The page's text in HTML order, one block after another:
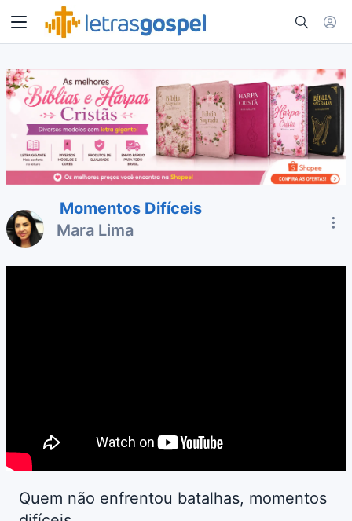
Momentos Difíceis
Mara Lima
Quem não enfrentou batalhas, momentos